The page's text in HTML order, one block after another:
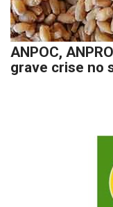
ANPOC,
grave crise no